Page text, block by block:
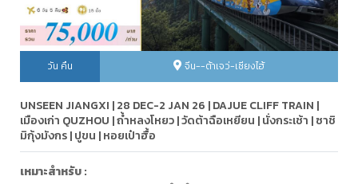
วัน คืน จีน--ต้าเจว่-เซียงไฮ้
UNSEEN JIANGXI | 28 DEC-2 JAN 26 | DAJUE CLIFF TRAIN |
เมืองเก่า QUZHOU | ถ้ำหลงโหยว | วัดต้าฉือเหยียน | นั่งกระเช้า | ซาชิ
มิกุ้งมังกร | ปูขน | หอยเป๋าฮื้อ
เหมาะสำหรับ :